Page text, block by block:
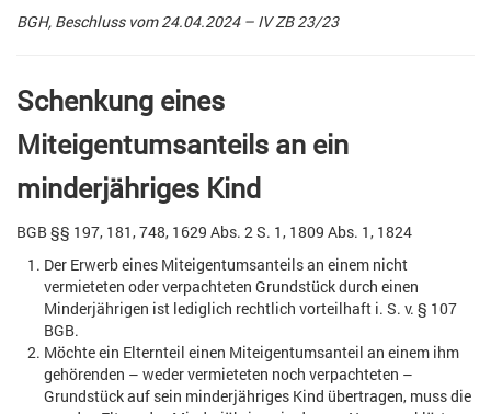
BGH, Beschluss vom 24.04.2024 – IV ZB 23/23
Schenkung eines
Miteigentumsanteils an ein
minderjähriges Kind
BGB §§ 197, 181, 748, 1629 Abs. 2 S. 1, 1809 Abs. 1, 1824
Der Erwerb eines Miteigentumsanteils an einem nicht
vermieteten oder verpachteten Grundstück durch einen
Minderjährigen ist lediglich rechtlich vorteilhaft i. S. v. § 107
BGB.
Möchte ein Elternteil einen Miteigentumsanteil an einem ihm
gehörenden – weder vermieteten noch verpachteten –
Grundstück auf sein minderjähriges Kind übertragen, muss die